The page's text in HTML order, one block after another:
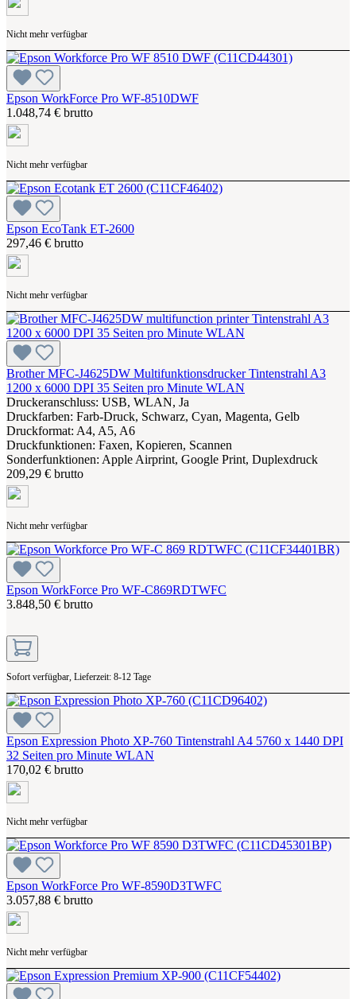
Nicht mehr verfügbar
Epson WorkForce Pro WF-8510DWF
1.048,74 € brutto
Nicht mehr verfügbar
Epson EcoTank ET-2600
297,46 € brutto
Nicht mehr verfügbar
Brother MFC-J4625DW Multifunktionsdrucker Tintenstrahl A3
1200 x 6000 DPI 35 Seiten pro Minute WLAN
Druckeranschluss: USB, WLAN, Ja
Druckfarben: Farb-Druck, Schwarz, Cyan, Magenta, Gelb
Druckformat: A4, A5, A6
Druckfunktionen: Faxen, Kopieren, Scannen
Sonderfunktionen: Apple Airprint, Google Print, Duplexdruck
209,29 € brutto
Nicht mehr verfügbar
Epson WorkForce Pro WF-C869RDTWFC
3.848,50 € brutto
Sofort verfügbar, Lieferzeit: 8-12 Tage
Epson Expression Photo XP-760 Tintenstrahl A4 5760 x 1440 DPI
32 Seiten pro Minute WLAN
170,02 € brutto
Nicht mehr verfügbar
Epson WorkForce Pro WF-8590D3TWFC
3.057,88 € brutto
Nicht mehr verfügbar